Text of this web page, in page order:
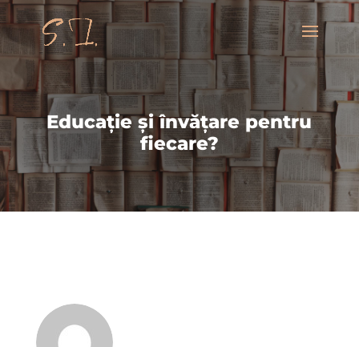
Educație și învățare pentru
fiecare?